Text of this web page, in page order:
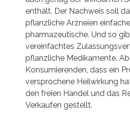
enthält. Der Nachweis soll
pflanzliche Arzneien
pharmazeutische. Und so
vereinfachtes
pflanzliche Medikamente.
Konsumierenden, dass ein
versprochene Heilwirkung
den freien Handel und das
Verkaufen gestellt.